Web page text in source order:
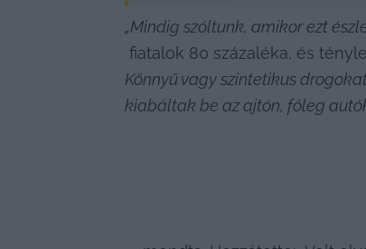
„Mindig szóltunk, amikor ezt
fiatalok 80 százaléka, és
Könnyű vagy szintetikus
kiabáltak be az ajtón, főleg